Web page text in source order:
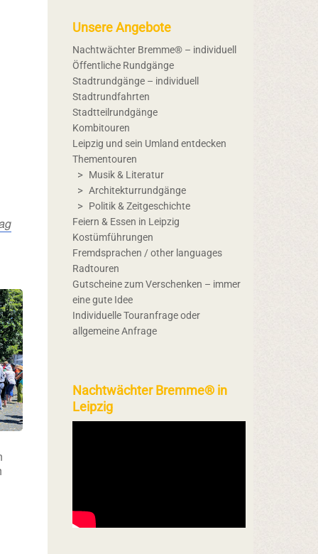
Unsere Angebote
Nachtwächter Bremme® – individuell
Öffentliche Rundgänge
Stadtrundgänge – individuell
Stadtrundfahrten
Stadtteilrundgänge
Kombitouren
Leipzig und sein Umland entdecken
Thementouren
Musik & Literatur
Architekturrundgänge
Politik & Zeitgeschichte
Feiern & Essen in Leipzig
Kostümführungen
Fremdsprachen / other languages
Radtouren
Gutscheine zum Verschenken – immer
eine gute Idee
Individuelle Touranfrage oder
allgemeine Anfrage
Nachtwächter Bremme® in
Leipzig